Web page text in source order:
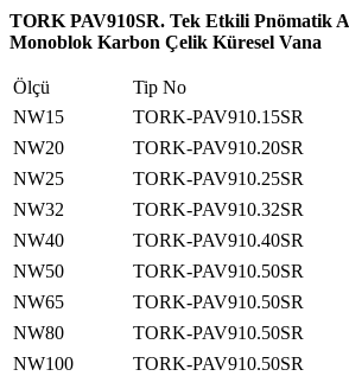
TORK PAV910SR. Tek Etkili Pnömatik
Monoblok Karbon Çelik Küresel Vana
Ölçü Tip No
NW15
TORK-PAV910.15SR
NW20
TORK-PAV910.20SR
NW25
TORK-PAV910.25SR
NW32
TORK-PAV910.32SR
NW40
TORK-PAV910.40SR
NW50
TORK-PAV910.50SR
NW65
TORK-PAV910.50SR
NW80
TORK-PAV910.50SR
NW100
TORK-PAV910.50SR